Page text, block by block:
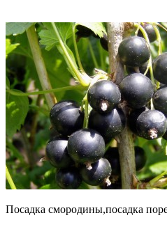
Посадка смородины,посадка